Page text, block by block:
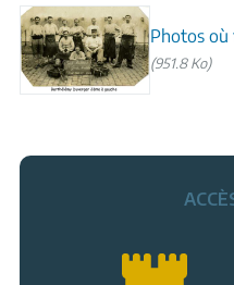
Photos
(951.8 Ko)